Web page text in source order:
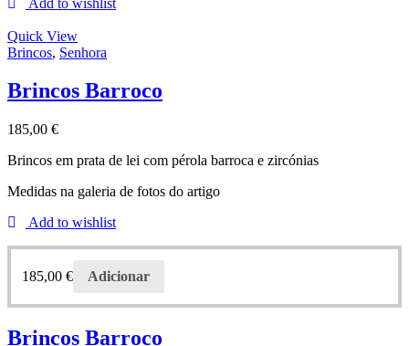
Quick View
Brincos, Senhora
Brincos Barroco
185,00 €
Brincos em prata de lei com pérola barroca e zircónias
Medidas na galeria de fotos do artigo
Add to wishlist
185,00 € Adicionar
Brincos Barroco